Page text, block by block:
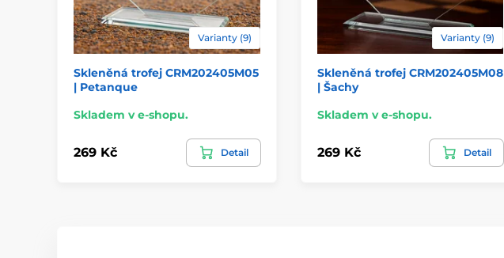
Varianty (9)
Skleněná trofej CRM202405M05
| Petanque
Skladem v e-shopu.
269 Kč Detail
Varianty (9)
Skleněná trofej CRM202405M08
| Šachy
Skladem v e-shopu.
269 Kč Detail